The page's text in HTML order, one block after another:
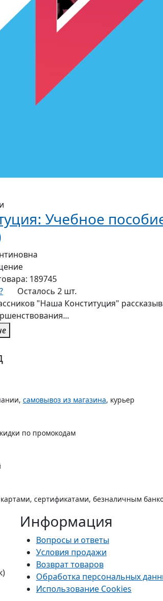
Учебное
189745
Осталось 2 шт.
"Наша Конституция"
самовывоз из магазина, курьер
по промокодам
сертификатами, безналичным
Информация
Вопросы и ответы
Условия продажи
Возврат товаров
Обработка персональных
Использование Cookies